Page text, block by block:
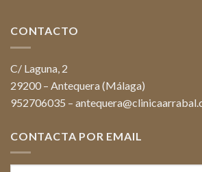
CONTACTO
C/ Laguna, 2
29200 – Antequera (Málaga)
952706035 –
CONTACTA POR EMAIL